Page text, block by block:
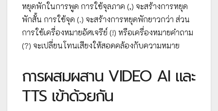
หยุดพักในการพูด การใช้จุลภาค (,) จะสร้างการหยุด
พักสั้น การใช้จุด (.) จะสร้างการหยุดพักยาวกว่า ส่วน
การใช้เครื่องหมายอัศเจรีย์ (!) หรือเครื่องหมายคำถาม
(?) จะเปลี่ยนโทนเสียงให้สอดคล้องกับความหมาย
การผสมผสาน VIDEO AI และ
TTS เข้าด้วยกัน